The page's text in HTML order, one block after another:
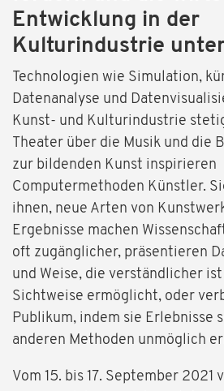
Entwicklung in der
Kulturindustrie
Technologien wie Simulation,
Datenanalyse und
Kunst- und Kulturindustrie
Theater über die Musik und die
zur bildenden Kunst inspirieren
Computermethoden Künstler.
ihnen, neue Arten von
Ergebnisse machen
oft zugänglicher, präsentieren
und Weise, die verständlicher
Sichtweise ermöglicht, oder
Publikum, indem sie Erlebnisse
anderen Methoden unmöglich
Vom 15. bis 17. September 2021